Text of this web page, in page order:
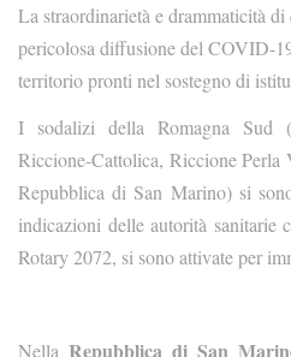
La straordinarietà e drammaticità di
pericolosa diffusione del COVID-
territorio pronti nel sostegno di
I sodalizi della Romagna Sud
Riccione-Cattolica, Riccione
Repubblica di San Marino) si
indicazioni delle autorità sanitarie
Rotary 2072, si sono attivate per
Nella Repubblica di San